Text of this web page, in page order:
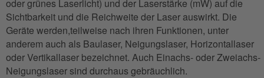
oder grünes Laserlicht) und der Laserstärke (mW) auf die
Sichtbarkeit und die Reichweite der Laser auswirkt. Die
Geräte werden,teilweise nach ihren Funktionen, unter
anderem auch als Baulaser, Neigungslaser, Horizontallaser
oder Vertikallaser bezeichnet. Auch Einachs- oder Zweiachs-
Neigungslaser sind durchaus gebräuchlich.